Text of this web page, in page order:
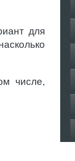
для
числе,